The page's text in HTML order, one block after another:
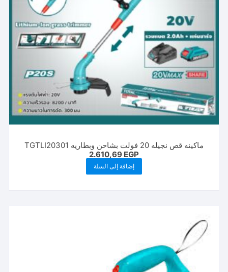
ماكينه قص نجيله 20 فولت بشاحن وبطاريه TGTLI20301
2.610,69 EGP
إضافة إلى السلة